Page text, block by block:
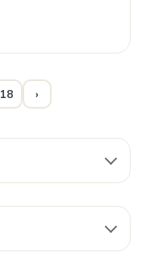
18 ›